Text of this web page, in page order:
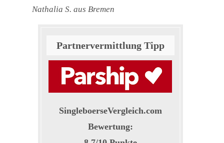
Nathalia S. aus Bremen
Partnervermittlung Tipp
SingleboerseVergleich.com
Bewertung: